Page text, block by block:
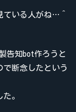
ている人がね…＾
告知bot作ろうと
で断念したという
。